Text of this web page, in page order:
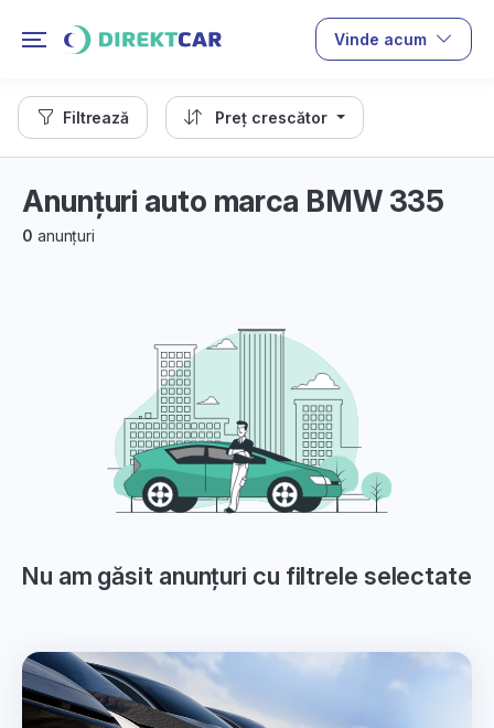
Vinde acum
Filtrează Preț crescător
Anunțuri auto marca BMW 335
0 anunțuri
Nu am găsit anunțuri cu filtrele selectate